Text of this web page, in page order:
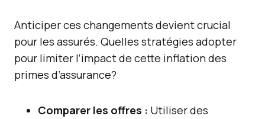
Anticiper ces changements devient crucial
pour les assurés. Quelles stratégies adopter
pour limiter l’impact de cette inflation des
primes d’assurance?
Comparer les offres : Utiliser des